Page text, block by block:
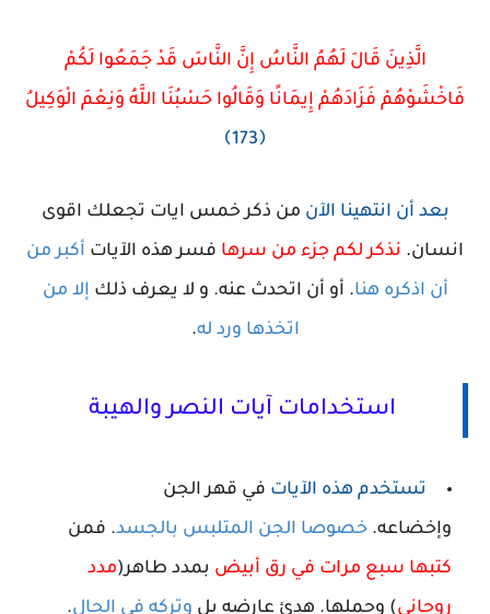
الَّذِينَ قَالَ لَهُمُ النَّاسُ إِنَّ النَّاسَ قَدْ جَمَعُوا لَكُمْ
فَاخْشَوْهُمْ فَزَادَهُمْ إِيمَانًا وَقَالُوا حَسْبُنَا اللَّهُ وَنِعْمَ الْوَكِيلُ
﴿173﴾
بعد أن انتهينا الآن من ذكر خمس ايات تجعلك اقوى
انسان. نذكر لكم جزء من سرها فسر هذه الآيات أكبر من
أن اذكره هنا. أو أن اتحدث عنه. و لا يعرف ذلك إلا من
اتخذها ورد له.
استخدامات آيات النصر والهيبة
تستخدم هذه الآيات في قهر الجن
وإخضاعه. خصوصا الجن المتلبس بالجسد. فمن
كتبها سبع مرات في رق أبيض بمدد طاهر(مدد
روحاني) وحملها. هدئ عارضه بل وتركه في الحال.